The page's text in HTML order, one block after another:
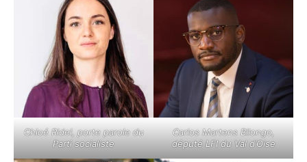
Chloé Ridel, porte parole du
Parti socialiste
Carlos Martens Bilongo,
député LFI du Val d’Oise